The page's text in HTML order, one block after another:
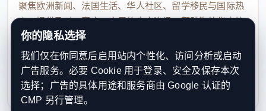
聚焦欧洲新闻、法国生活、华人社区、留学移民与国际热
点，提供及时、真实、实用的中文资讯，帮助海外华人快
速了解欧洲动态。
contact@xinouzhou.com
服务支持、版权与合作：工作日优先处理站务、投稿与权
利通知
你的隐私选择
我们仅在你同意后启用站内个性化、访问分析或启动
广告服务。必要 Cookie 用于登录、安全及保存本次
选择；广告的具体用途和服务商由 Google 认证的
CMP 另行管理。